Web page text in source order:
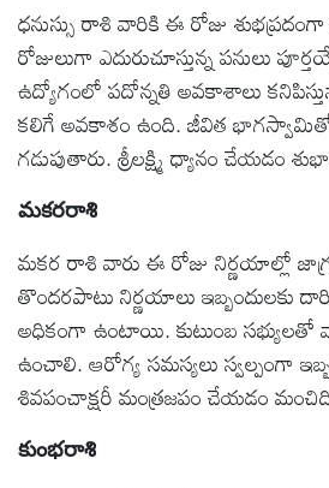
ధనుస్సు రాశి వారికి ఈ రోజు
రోజులుగా ఎదురుచూస్తున్న పనులు
ఉద్యోగంలో పదోన్నతి అవకాశాలు
కలిగే అవకాశం ఉంది. జీవిత
గడుపుతారు. శ్రీలక్ష్మి ధ్యానం చేయడం
మకరరాశి
మకర రాశి వారు ఈ రోజు నిర్ణయాల్లో
తొందరపాటు నిర్ణయాలు ఇబ్బందులకు
అధికంగా ఉంటాయి. కుటుంబ సభ్యులతో
ఉంచాలి. ఆరోగ్య సమస్యలు స్వల్పంగా
శివపంచాక్షరీ మంత్రజపం చేయడం
కుంభరాశి